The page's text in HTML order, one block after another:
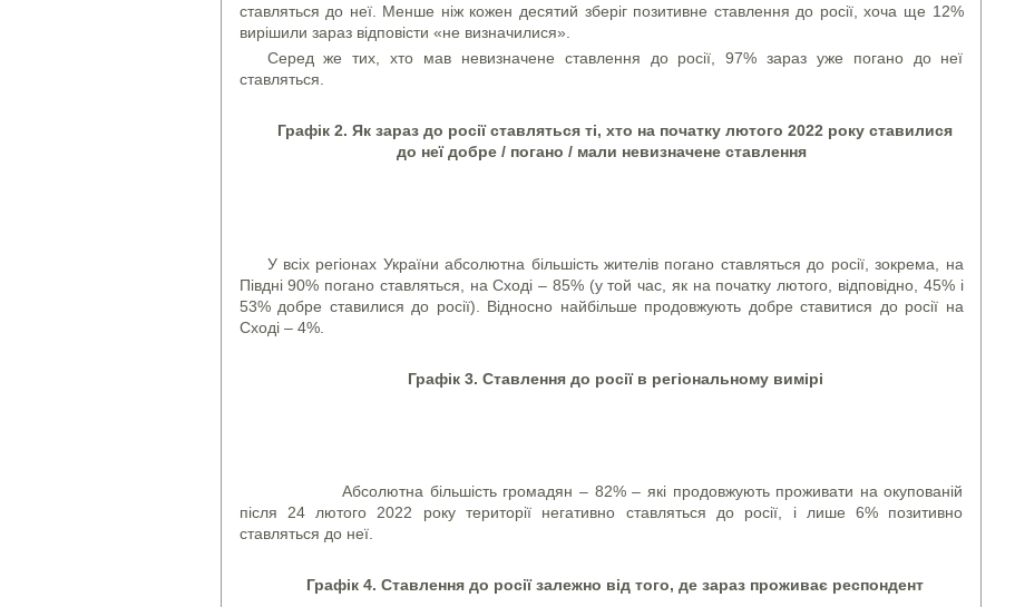
ставляться до неї. Менше ніж кожен десятий зберіг позитивне ставлення до росії, хоча ще 12%
вирішили зараз відповісти «не визначилися».
Серед же тих, хто мав невизначене ставлення до росії, 97% зараз уже погано до неї
ставляться.
Графік 2. Як зараз до росії ставляться ті, хто на початку лютого 2022 року ставилися
до неї добре / погано / мали невизначене ставлення
У всіх регіонах України абсолютна більшість жителів погано ставляться до росії, зокрема, на
Півдні 90% погано ставляться, на Сході – 85% (у той час, як на початку лютого, відповідно, 45% і
53% добре ставилися до росії). Відносно найбільше продовжують добре ставитися до росії на
Сході – 4%.
Графік 3. Ставлення до росії в регіональному вимірі
Абсолютна більшість громадян – 82% – які продовжують проживати на окупованій
після 24 лютого 2022 року території негативно ставляться до росії, і лише 6% позитивно
ставляться до неї.
Графік 4. Ставлення до росії залежно від того, де зараз проживає респондент